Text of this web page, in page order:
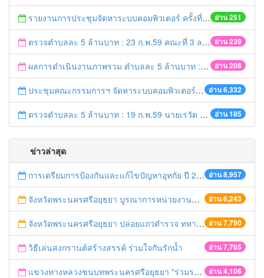
อ่าน 251
รายงานการประชุมจัดหาระบบคอมพิวเตอร์ ครั้งที่ 1 / 2559
อ่าน 239
ตรวจตำบลละ 5 ล้านบาท : 23 ก.พ.59 คณะที่ 3 ลงพื้นที่ อ.บางปะอิน
อ่าน 208
ผลการดำเนินงานภาพรวม ตำบลละ 5 ล้านบาท : 21 ก.พ. 59 เวลา 20.20 น.
อ่าน 6,332
ประชุมคณะกรรมการฯ จัดหาระบบคอมพิวเตอร์ ครั้งที่ 1/2559
อ่าน 185
ตรวจตำบลละ 5 ล้านบาท : 19 ก.พ.59 นายเรวัต ประสงค์ รอง ผวจ.1 ลงพื้นที่ อ.ท่าเรือ
ข่าวล่าสุด
อ่าน 8,957
การเตรียมการป้องกันและแก้ไขปัญหาอุทกัย ปี 2561
อ่าน 6,243
จังหวัดพระนครศรีอยุธยา บูรณาการหน่วยงานที่เกี่ยวข้อง ลงพื้นที่จัดระเบียบและดำเนินมาตรการตามบทลงโทษสูงสุดกับผู้ประกอบการร้านค้าที่ยังฝ่าฝืนตั้งร้านค้ารุกล้ำเขตพื้นที่ทางหลวง เตรียมความปลอดภัยก่อนเทศกาลสงกรานต์
อ่าน 7,790
จังหวัดพระนครศรีอยุธยา ปล่อยแถวตำรวจ ทหาร ฝ่ายปกครอง กว่า 100 นาย ตรวจเข้มท่ารถสาธารณะ สถานีขนส่งรถโดยสาร วินรถตู้ และสถานีรถไฟ เตรียมรับมือเทศกาลสงกรานต์
อ่าน 7,765
วิธีเล่นสงกรานต์สร้างสรรค์ ร่วมใจกันรักน้ำ
อ่าน 4,106
แขวงทางหลวงชนบทพระนครศรีอยุธยา "ร่วมรณรงค์ ขับช้า เปิดไฟหน้า คาดเข็มขัด" เทศกาลสงกรานต์ ปี 2561